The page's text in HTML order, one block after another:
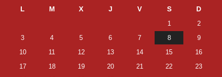
L M X J V S D
1
2
3
4 5 6 7 8
9
10
11 12 13 14 15
16
17
18 19 20 21 22
23